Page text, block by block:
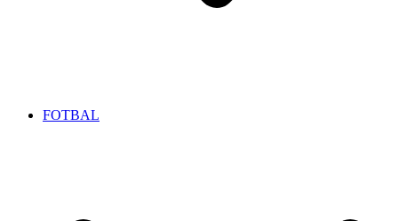
FOTBAL